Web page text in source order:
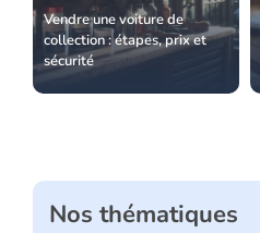
Vendre une voiture de
collection : étapes, prix et
sécurité
Nos thématiques